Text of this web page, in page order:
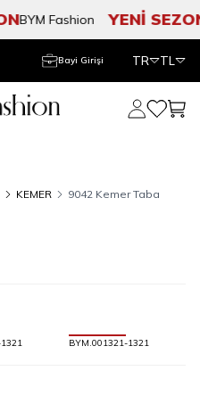
BYM Fashion YENİ SEZON
Bayi Girişi TR TL
Hesabım
KEMER 9042 Kemer Taba
BYM.001321-1321